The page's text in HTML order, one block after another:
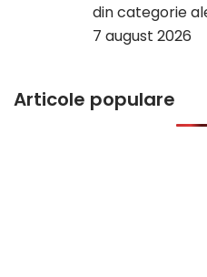
din categorie
7 august 2026
Articole populare